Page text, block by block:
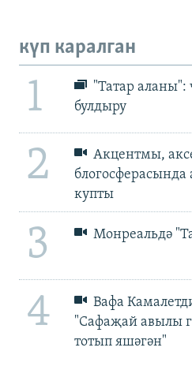
күп каралган
1
"Татар аланы":
булдыру
2
Акцентмы,
блогосферасында
купты
3 Монреальдә
4
Вафа
"Сафаҗай авылы
тотып яшәгән"